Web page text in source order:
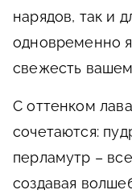
нарядов, так и
одновременно
свежесть
С оттенком
сочетаются:
перламутр –
создавая